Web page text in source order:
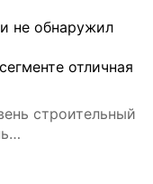
не обнаружил
отличная
строительный
4d 16